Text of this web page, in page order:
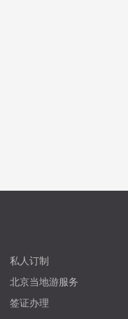
私人订制
北京当地游服务
签证办理